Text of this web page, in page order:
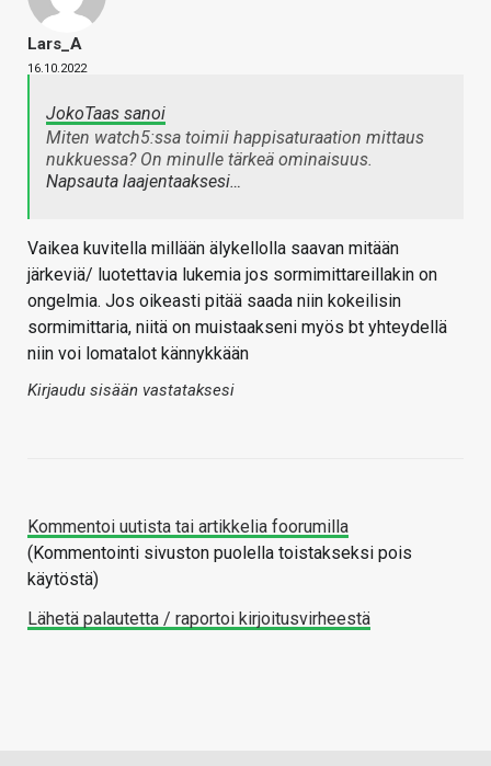
Lars_A
16.10.2022
JokoTaas sanoi
Miten watch5:ssa toimii happisaturaation mittaus
nukkuessa? On minulle tärkeä ominaisuus.
Napsauta laajentaaksesi…
Vaikea kuvitella millään älykellolla saavan mitään
järkeviä/ luotettavia lukemia jos sormimittareillakin on
ongelmia. Jos oikeasti pitää saada niin kokeilisin
sormimittaria, niitä on muistaakseni myös bt yhteydellä
niin voi lomatalot kännykkään
Kirjaudu sisään vastataksesi
Kommentoi uutista tai artikkelia foorumilla
(Kommentointi sivuston puolella toistakseksi pois
käytöstä)
Lähetä palautetta / raportoi kirjoitusvirheestä